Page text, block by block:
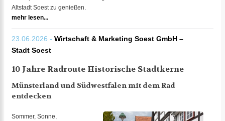
Altstadt Soest zu genießen.
mehr lesen...
23.06.2026 - Wirtschaft & Marketing Soest GmbH –
Stadt Soest
10 Jahre Radroute Historische Stadtkerne
Münsterland und Südwestfalen mit dem Rad
entdecken
Sommer, Sonne,